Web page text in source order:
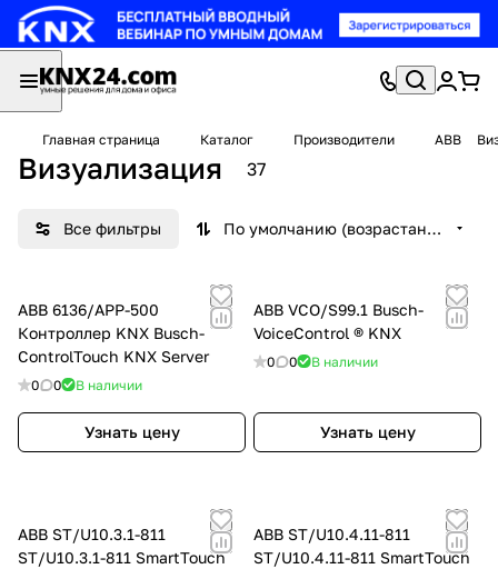
Главная страница Каталог Производители ABB
Визуализация 37
Все фильтры По умолчанию (возрастание)
ABB 6136/APP-500
Контроллер KNX Busch-
ControlTouch KNX Server
0 0 В наличии
Узнать цену
ABB VCO/S99.1 Busch-
VoiceControl ® KNX
0 0 В наличии
Узнать цену
ABB ST/U10.3.1-811
ST/U10.3.1-811 SmartTouch
ABB ST/U10.4.11-811
ST/U10.4.11-811 SmartTouch